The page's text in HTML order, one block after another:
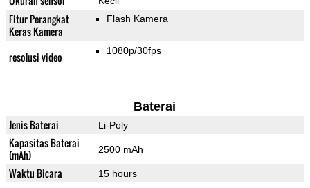
Fitur Perangkat
Keras Kamera
Flash Kamera
resolusi video 1080p/30fps
Baterai
Jenis Baterai Li-Poly
Kapasitas Baterai
(mAh)
2500 mAh
Waktu Bicara 15 hours